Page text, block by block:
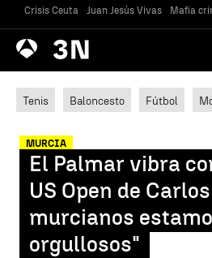
Crisis Ceuta Juan Jesús Vivas Mafia
Antena
3 Noticias
Tenis Baloncesto Fútbol
MURCIA
El Palmar vibra
US Open de
murcianos
orgullosos"